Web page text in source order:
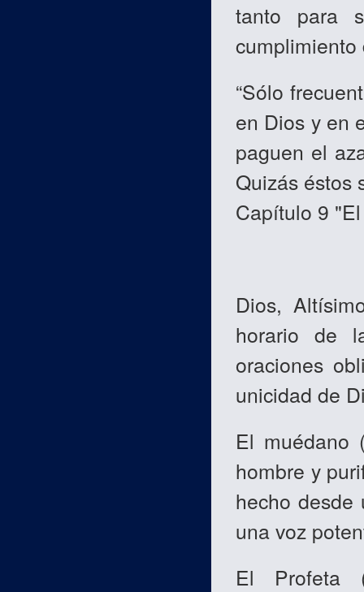
tanto para
“Sólo
en Dios y en
paguen el
Quizás éstos
Capítulo 9
Dios,
horario de
oraciones
unicidad de
El muédano
hombre y
hecho
una voz
El Profeta